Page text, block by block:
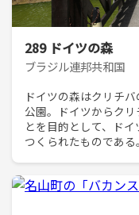
289 ドイツの森
ブラジル連邦共和国
ドイツの森はクリチ
公園。ドイツからク
とを目的として、ド
つくられたものであ